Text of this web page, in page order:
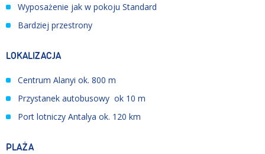
Wyposażenie jak w pokoju Standard
Bardziej przestrony
LOKALIZACJA
Centrum Alanyi ok. 800 m
Przystanek autobusowy ok 10 m
Port lotniczy Antalya ok. 120 km
PLAŻA